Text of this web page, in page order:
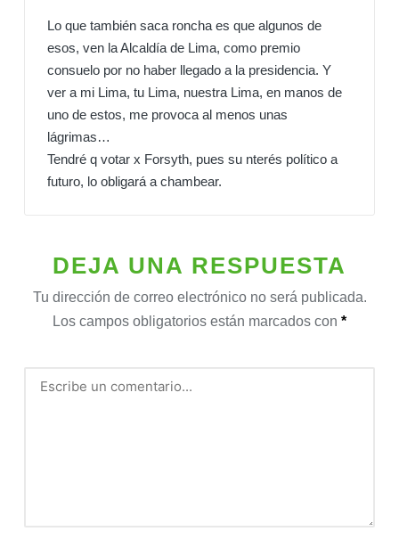
Lo que también saca roncha es que algunos de
esos, ven la Alcaldía de Lima, como premio
consuelo por no haber llegado a la presidencia. Y
ver a mi Lima, tu Lima, nuestra Lima, en manos de
uno de estos, me provoca al menos unas
lágrimas…
Tendré q votar x Forsyth, pues su nterés político a
futuro, lo obligará a chambear.
DEJA UNA RESPUESTA
Tu dirección de correo electrónico no será publicada.
Los campos obligatorios están marcados con *